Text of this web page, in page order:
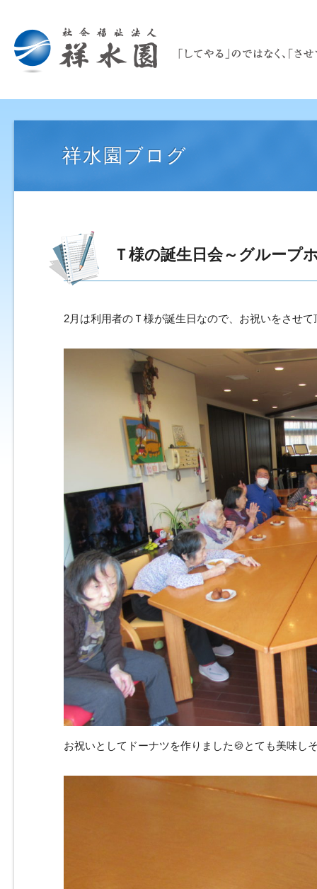
祥水園ブログ
Ｔ様の誕生日会～グループ
2月は利用者のＴ様が誕生日なので、お祝いをさせ
お祝いとしてドーナツを作りました🍪とても美味し